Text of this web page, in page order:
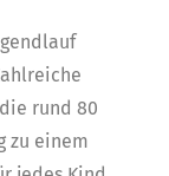
rund 80
zu einem